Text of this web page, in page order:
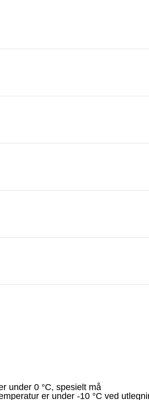
under 0 °C, spesielt må
er under -10 °C ved